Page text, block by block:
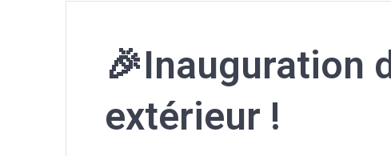
🎉Inauguration
extérieur !